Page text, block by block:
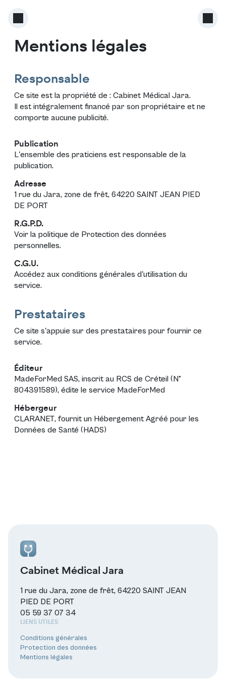
Mentions légales
Responsable
Ce site est la propriété de : Cabinet Médical Jara.
Il est intégralement financé par son propriétaire et ne
comporte aucune publicité.
Publication
L'ensemble des praticiens est responsable de la
publication.
Adresse
1 rue du Jara, zone de frêt, 64220 SAINT JEAN PIED
DE PORT
R.G.P.D.
Voir la politique de Protection des données
personnelles.
C.G.U.
Accédez aux conditions générales d'utilisation du
service.
Prestataires
Ce site s'appuie sur des prestataires pour fournir ce
service.
Éditeur
MadeForMed SAS, inscrit au RCS de Créteil (N°
804391589), édite le service MadeForMed
Hébergeur
CLARANET, fournit un Hébergement Agréé pour les
Données de Santé (HADS)
Cabinet Médical Jara
1 rue du Jara, zone de frêt, 64220 SAINT JEAN
PIED DE PORT
05 59 37 07 34
LIENS UTILES
Conditions générales
Protection des données
Mentions légales